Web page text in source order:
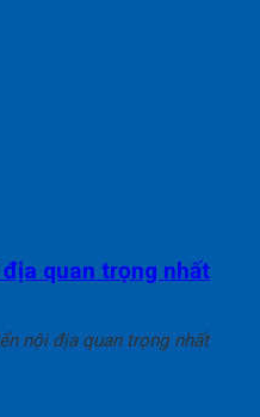
quan trọng nhất
nội địa quan trọng nhất